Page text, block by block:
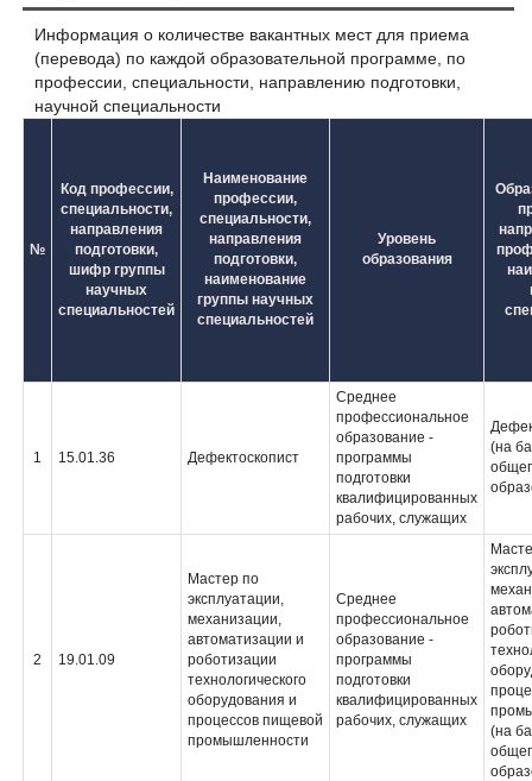
Информация о количестве вакантных мест для приема
(перевода) по каждой образовательной программе, по
профессии, специальности, направлению подготовки,
научной специальности
№
Код профессии,
специальности,
направления
подготовки,
шифр группы
научных
специальностей
Наименование
профессии,
специальности,
направления
подготовки,
наименование
группы научных
специальностей
Уровень
образования
1 15.01.36 Дефектоскопист
Среднее
профессиональное
образование -
программы
подготовки
квалифицированных
рабочих, служащих
(на
2 19.01.09
Мастер по
эксплуатации,
механизации,
автоматизации и
роботизации
технологического
оборудования и
процессов пищевой
промышленности
Среднее
профессиональное
образование -
программы
подготовки
квалифицированных
рабочих, служащих
(на